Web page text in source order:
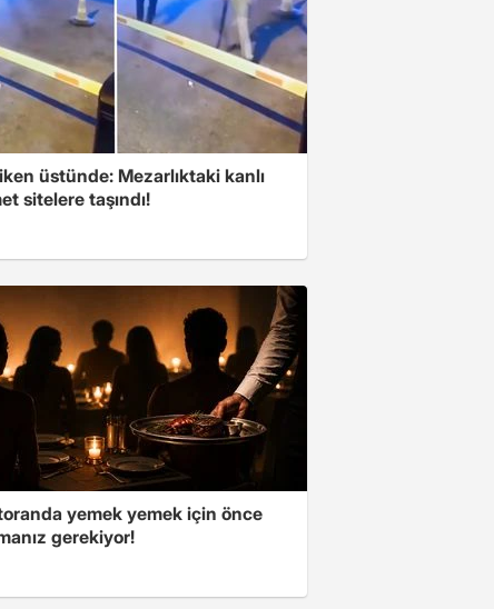
üstünde: Mezarlıktaki kanlı
sitelere taşındı!
yemek yemek için önce
gerekiyor!